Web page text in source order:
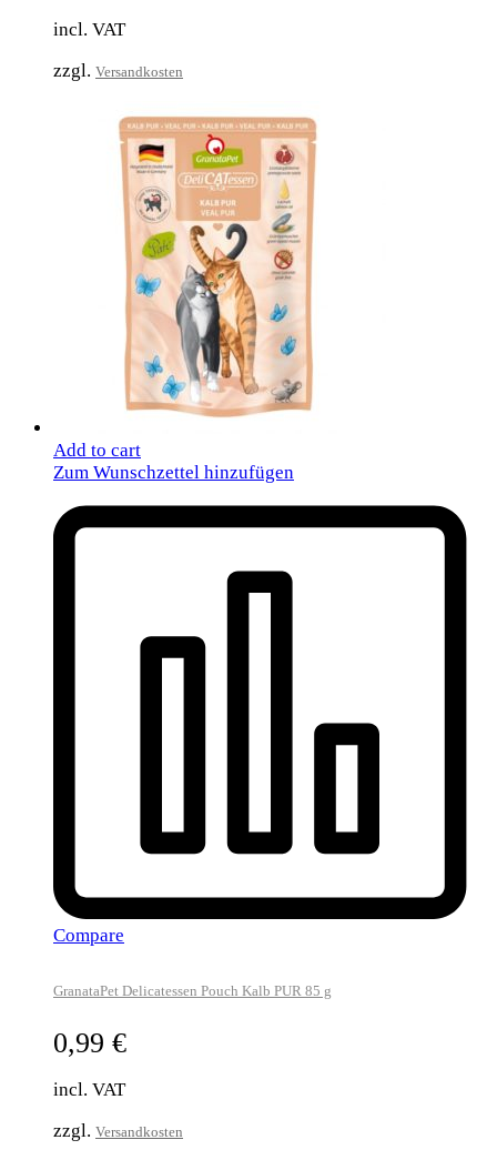
incl. VAT
zzgl. Versandkosten
Add to cart
Zum Wunschzettel hinzufügen
Compare
GranataPet Delicatessen Pouch Kalb PUR 85 g
0,99 €
incl. VAT
zzgl. Versandkosten